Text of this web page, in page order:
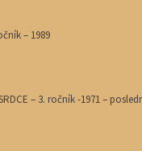
– 1989
SRDCE – 3. ročník -1971 –